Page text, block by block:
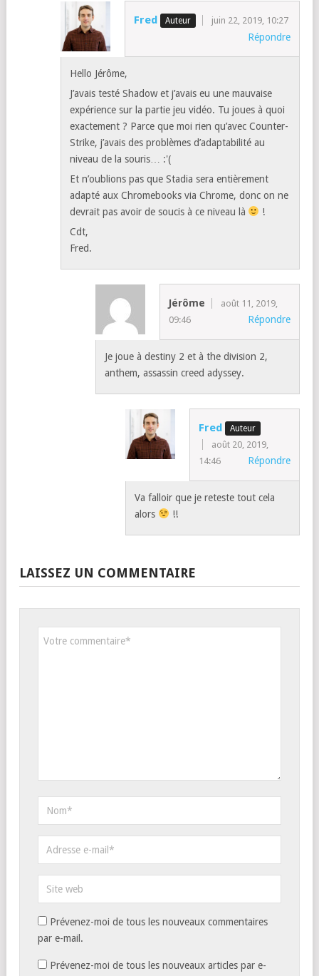
Fred juin 22, 2019, 10:27
Répondre
Hello Jérôme,
J’avais testé Shadow et j’avais eu une mauvaise
expérience sur la partie jeu vidéo. Tu joues à quoi
exactement ? Parce que moi rien qu’avec Counter-
Strike, j’avais des problèmes d’adaptabilité au
niveau de la souris… :'(
Et n’oublions pas que Stadia sera entièrement
adapté aux Chromebooks via Chrome, donc on ne
devrait pas avoir de soucis à ce niveau là
!
Cdt,
Fred.
Jérôme
août 11, 2019,
09:46
Répondre
Je joue à destiny 2 et à the division 2,
anthem, assassin creed adyssey.
Fred
août 20, 2019,
14:46
Répondre
Va falloir que je reteste tout cela
alors
!!
LAISSEZ UN COMMENTAIRE
Prévenez-moi de tous les nouveaux commentaires
par e-mail.
Prévenez-moi de tous les nouveaux articles par e-